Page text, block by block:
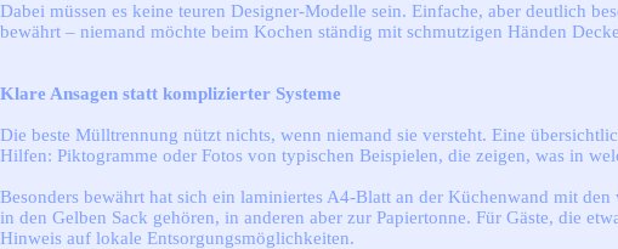
Dabei müssen es keine teuren Designer-Modelle sein. Einfache, aber deutlich
bewährt – niemand möchte beim Kochen ständig mit schmutzigen Händen
Klare Ansagen statt komplizierter Systeme
Die beste Mülltrennung nützt nichts, wenn niemand sie versteht. Eine
Hilfen: Piktogramme oder Fotos von typischen Beispielen, die zeigen, was in
Besonders bewährt hat sich ein laminiertes A4-Blatt an der Küchenwand mit
in den Gelben Sack gehören, in anderen aber zur Papiertonne. Für Gäste, die
Hinweis auf lokale Entsorgungsmöglichkeiten.